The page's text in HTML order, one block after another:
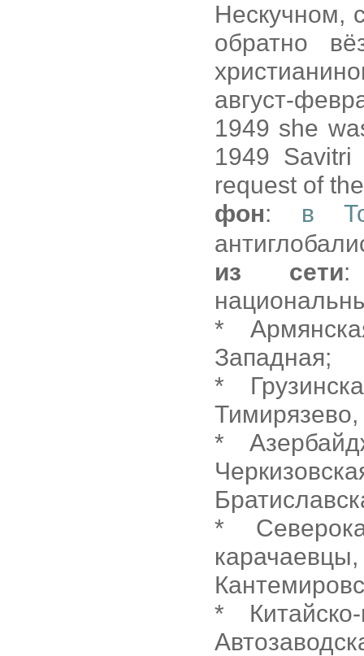
Нескучном,
обратно
август-
1949 she
1949
request of
фон: в
из сети:
*
Западная;
*
Тимирязево,
*
*
*